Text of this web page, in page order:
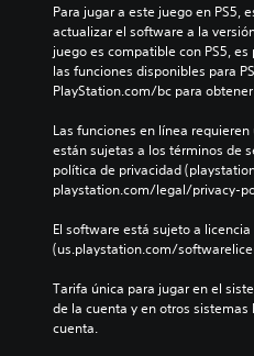
Para jugar a este juego en PS5,
actualizar el software a la
juego es compatible con PS5,
las funciones disponibles para
PlayStation.com/bc para
Las funciones en línea
están sujetas a los términos de
política de privacidad
playstation.com/legal/privacy-
El software está sujeto a licencia
(us.playstation.com/
Tarifa única para jugar en el
de la cuenta y en otros
cuenta.